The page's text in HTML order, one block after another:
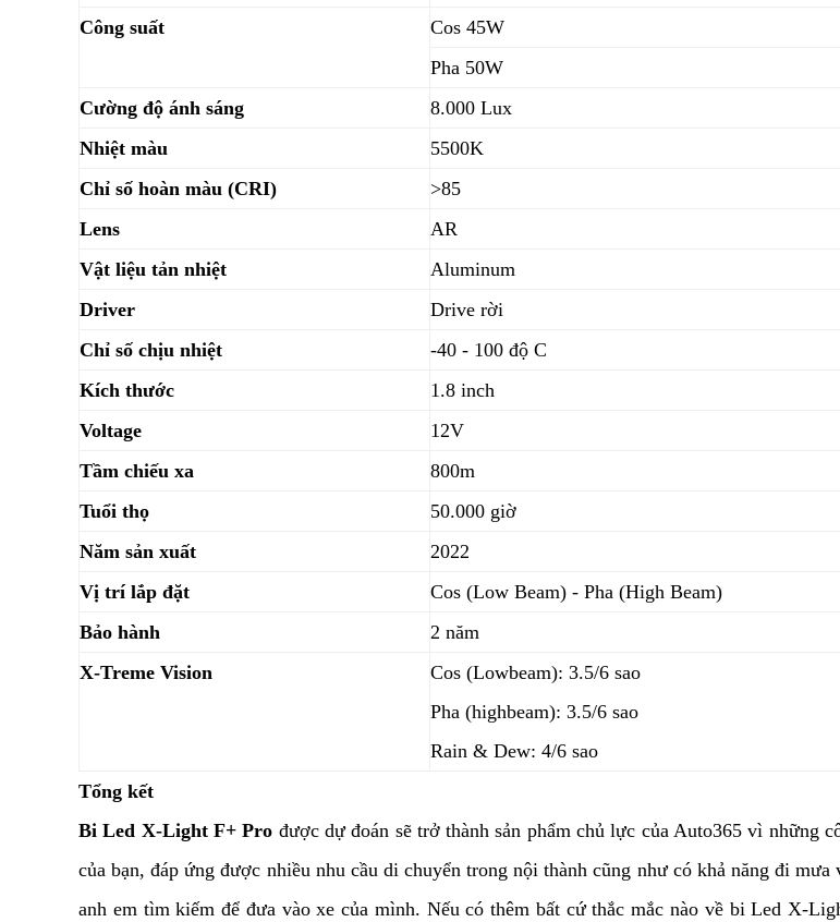
Công suất
Cos 45W
Pha 50W
Cường độ ánh sáng
8.000 Lux
Nhiệt màu
5500K
Chỉ số hoàn màu (CRI)
>85
Lens
AR
Vật liệu tản nhiệt
Aluminum
Driver
Drive rời
Chỉ số chịu nhiệt
-40 - 100 độ C
Kích thước
1.8 inch
Voltage
12V
Tầm chiếu xa
800m
Tuổi thọ
50.000 giờ
Năm sản xuất
2022
Vị trí lắp đặt
Cos (Low Beam) - Pha (High Beam)
Bảo hành
2 năm
X-Treme Vision
Cos (Lowbeam): 3.5/6 sao
Pha (highbeam): 3.5/6 sao
Rain & Dew: 4/6 sao
Tổng kết
Bi Led X-Light F+ Pro được dự đoán sẽ trở thành sản phẩm chủ lực của Auto365 vì những
của bạn, đáp ứng được nhiều nhu cầu di chuyển trong nội thành cũng như có khả năng đi
anh em tìm kiếm để đưa vào xe của mình. Nếu có thêm bất cứ thắc mắc nào về bi Led X-